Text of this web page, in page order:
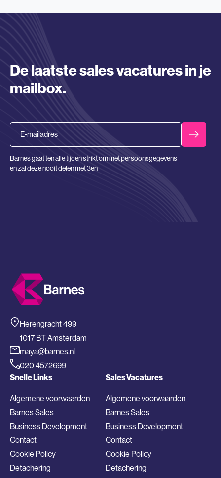
De laatste sales vacatures in je
mailbox.
Barnes gaat ten alle tijden strikt om met persoonsgegevens
en zal deze nooit delen met 3en
Herengracht 499
1017 BT Amsterdam
maya@barnes.nl
020 4572699
Snelle Links
Algemene voorwaarden
Barnes Sales
Business Development
Contact
Cookie Policy
Detachering
Sales Vacatures
Algemene voorwaarden
Barnes Sales
Business Development
Contact
Cookie Policy
Detachering